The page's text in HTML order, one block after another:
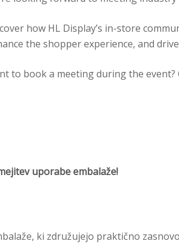
how HL Display’s in-store
the shopper experience, and
to book a meeting during the event?
uporabe embalaže!
ki združujejo praktično